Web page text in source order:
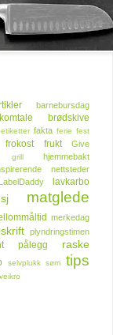
barnebursdag
brødskive
etiketter fakta ferie fest
frokost frukt
Give
grill hjemmebakt
nettsteder
LabelDaddy lavkarbo
matglede
merkedag
plyndringstimen
pålegg
raske
selvplukk søm tips
veikro